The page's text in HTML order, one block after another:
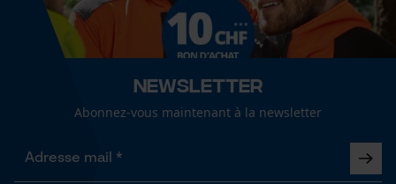
artisanat, agriculture
ceinture classique
Sexe
Newsletter
Abonnez-vous maintenant à la newsletter
Cookies de performance et de
fonctionnalité
Loop54 Personalization